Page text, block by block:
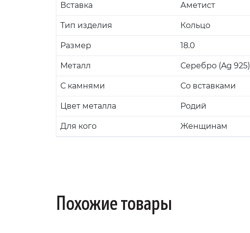
Вставка Аметист
Тип изделия Кольцо
Размер 18.0
Металл Серебро (Ag 925)
С камнями Со вставками
Цвет металла Родий
Для кого Женщинам
Похожие товары